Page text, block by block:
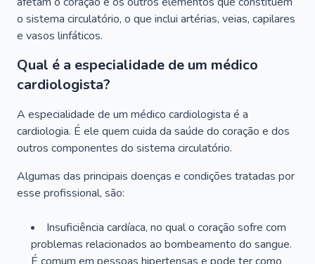
o sistema circulatório, o que inclui artérias, veias, capilares
e vasos linfáticos.
Qual é a especialidade de um médico
cardiologista?
A especialidade de um médico cardiologista é a
cardiologia. É ele quem cuida da saúde do coração e dos
outros componentes do sistema circulatório.
Algumas das principais doenças e condições tratadas por
esse profissional, são:
Insuficiência cardíaca, no qual o coração sofre com
problemas relacionados ao bombeamento do sangue.